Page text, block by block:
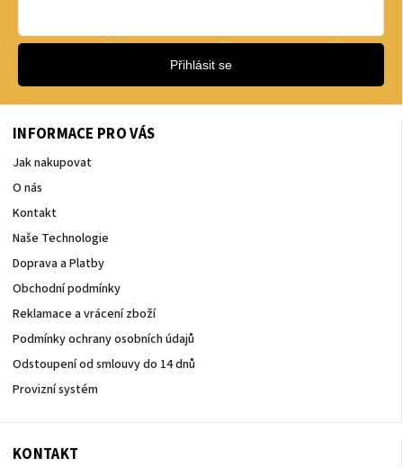
INFORMACE PRO VÁS
Jak nakupovat
O nás
Kontakt
Naše Technologie
Doprava a Platby
Obchodní podmínky
Reklamace a vrácení zboží
Podmínky ochrany osobních údajů
Odstoupení od smlouvy do 14 dnů
Provizní systém
KONTAKT
Přihlásit se